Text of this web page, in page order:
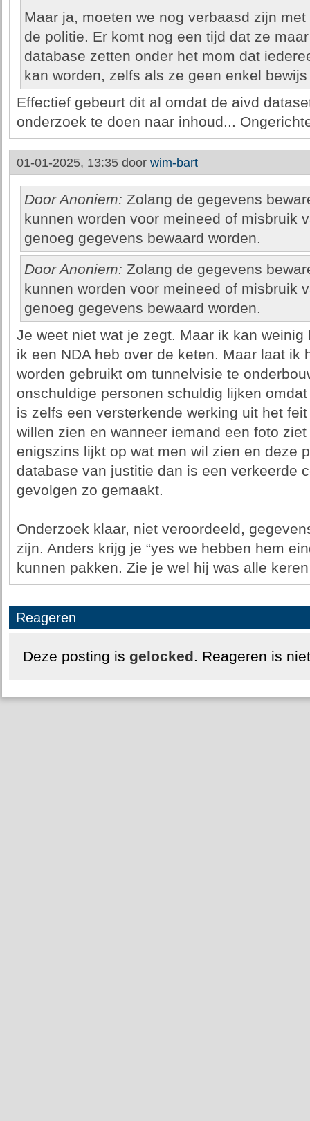
Maar ja, moeten we nog verbaasd zijn
de politie. Er komt nog een tijd dat ze
database zetten onder het mom dat
kan worden, zelfs als ze geen enkel
Effectief gebeurt dit al omdat de aivd
onderzoek te doen naar inhoud...
01-01-2025, 13:35 door wim-bart
Door Anoniem: Zolang de gegevens
kunnen worden voor meineed of misbruik
genoeg gegevens bewaard worden.
Door Anoniem: Zolang de gegevens
kunnen worden voor meineed of misbruik
genoeg gegevens bewaard worden.
Je weet niet wat je zegt. Maar ik kan
ik een NDA heb over de keten. Maar laat ik
worden gebruikt om tunnelvisie te
onschuldige personen schuldig lijken
is zelfs een versterkende werking uit het
willen zien en wanneer iemand een foto
enigszins lijkt op wat men wil zien en deze
database van justitie dan is een verkeerde
gevolgen zo gemaakt.
Onderzoek klaar, niet veroordeeld,
zijn. Anders krijg je “yes we hebben hem
kunnen pakken. Zie je wel hij was alle
Reageren
Deze posting is gelocked. Reageren is